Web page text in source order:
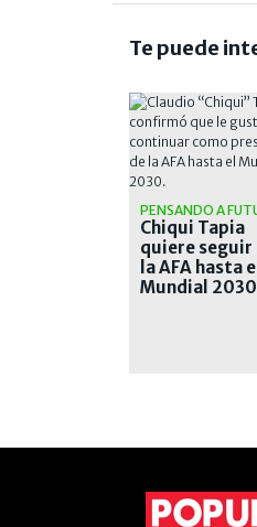
Te puede
PENSANDO A
Chiqui Tapia
quiere seguir
la AFA hasta el
Mundial 2030